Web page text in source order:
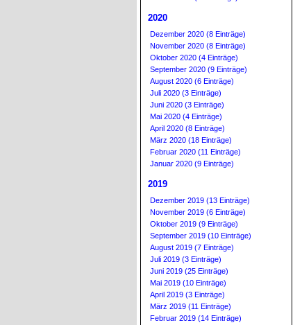
2020
Dezember 2020 (8 Einträge)
November 2020 (8 Einträge)
Oktober 2020 (4 Einträge)
September 2020 (9 Einträge)
August 2020 (6 Einträge)
Juli 2020 (3 Einträge)
Juni 2020 (3 Einträge)
Mai 2020 (4 Einträge)
April 2020 (8 Einträge)
März 2020 (18 Einträge)
Februar 2020 (11 Einträge)
Januar 2020 (9 Einträge)
2019
Dezember 2019 (13 Einträge)
November 2019 (6 Einträge)
Oktober 2019 (9 Einträge)
September 2019 (10 Einträge)
August 2019 (7 Einträge)
Juli 2019 (3 Einträge)
Juni 2019 (25 Einträge)
Mai 2019 (10 Einträge)
April 2019 (3 Einträge)
März 2019 (11 Einträge)
Februar 2019 (14 Einträge)